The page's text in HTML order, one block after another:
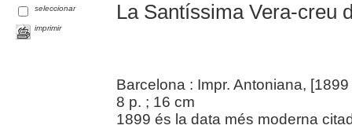
seleccionar
imprimir
La Santíssima Vera-creu
Barcelona : Impr. Antoniana,
8 p. ; 16 cm
1899 és la data més moderna